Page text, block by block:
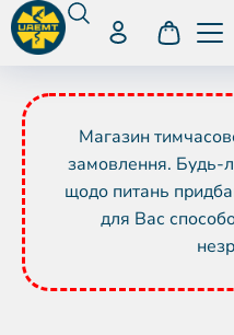
Магазин
замовлення. Будь-
щодо питань
для Вас